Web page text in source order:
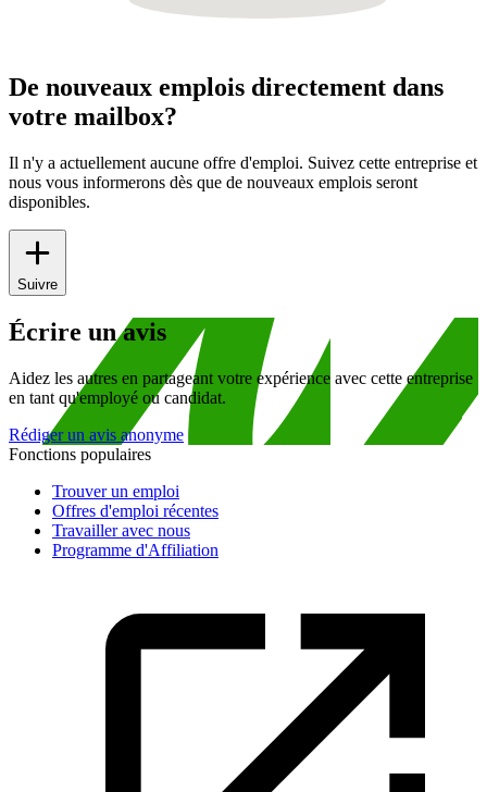
De nouveaux emplois directement dans
votre mailbox?
Il n'y a actuellement aucune offre d'emploi. Suivez cette entreprise et
nous vous informerons dès que de nouveaux emplois seront
disponibles.
Suivre
Écrire un avis
Aidez les autres en partageant votre expérience avec cette entreprise
en tant qu'employé ou candidat.
Rédiger un avis anonyme
Fonctions populaires
Trouver un emploi
Offres d'emploi récentes
Travailler avec nous
Programme d'Affiliation